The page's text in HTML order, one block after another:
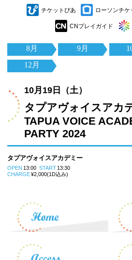
チケットぴあ ローソンチケ
CNプレイガイド
8月 9月
12月
10月19日（土）
タプアヴォイスアカ
TAPUA VOICE
PARTY 2024
タプアヴォイスアカデミー
OPEN 13:00 START 13:30
CHARGE¥2,000(1D込み)